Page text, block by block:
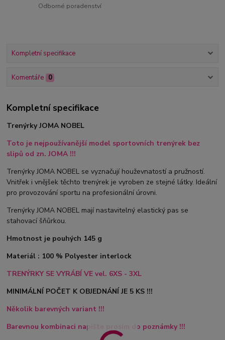
Odborné poradenství
Kompletní specifikace
Komentáře 0
Kompletní specifikace
Trenýrky JOMA NOBEL
Toto je nejpoužívanější model sportovních trenýrek bez
slipů od zn. JOMA !!!
Trenýrky JOMA NOBEL se vyznačují houževnatostí a pružností.
Vnitřek i vnějšek těchto trenýrek je vyroben ze stejné látky. Ideální
pro provozování sportu na profesionální úrovni.
Trenýrky JOMA NOBEL mají nastavitelný elastický pas se
stahovací šňůrkou.
Hmotnost je pouhých 145 g
Materiál : 100 % Polyester interlock
TRENÝRKY SE VYRÁBÍ VE vel. 6XS - 3XL
MINIMÁLNÍ POČET K OBJEDNÁNÍ JE 5 KS !!!
Několik barevných variant !!!
Barevnou kombinaci napište prosím do poznámky !!!